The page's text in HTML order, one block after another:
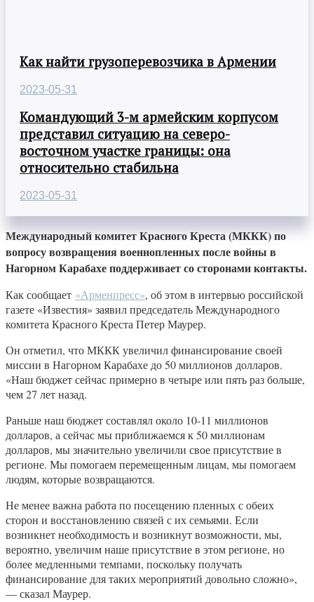
Как найти грузоперевозчика в Армении
2023-05-31
Командующий 3-м армейским корпусом
представил ситуацию на северо-
восточном участке границы: она
относительно стабильна
2023-05-31
Международный комитет Красного Креста (МККК) по
вопросу возвращения военнопленных после войны в
Нагорном Карабахе поддерживает со сторонами контакты.
Как сообщает «Арменпресс», об этом в интервью российской
газете «Известия» заявил председатель Международного
комитета Красного Креста Петер Маурер.
Он отметил, что МККК увеличил финансирование своей
миссии в Нагорном Карабахе до 50 миллионов долларов.
«Наш бюджет сейчас примерно в четыре или пять раз больше,
чем 27 лет назад.
Раньше наш бюджет составлял около 10-11 миллионов
долларов, а сейчас мы приближаемся к 50 миллионам
долларов, мы значительно увеличили свое присутствие в
регионе. Мы помогаем перемещенным лицам, мы помогаем
людям, которые возвращаются.
Не менее важна работа по посещению пленных с обеих
сторон и восстановлению связей с их семьями. Если
возникнет необходимость и возникнут возможности, мы,
вероятно, увеличим наше присутствие в этом регионе, но
более медленными темпами, поскольку получать
финансирование для таких мероприятий довольно сложно»,
— сказал Маурер.